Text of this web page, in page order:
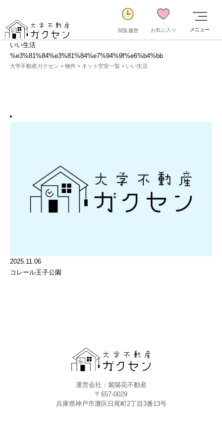
閲覧履歴 お気に入り メニュー
いい生活
%e3%81%84%e3%81%84%e7%94%9f%e6%b4%bb
大学不動産ガクセン > 物件 > ネット空室一覧 > いい生活
2025.11.06
コレール王子公園
運営会社：紫陽花不動産
〒657-0029
兵庫県神戸市灘区日尾町2丁目3番13号